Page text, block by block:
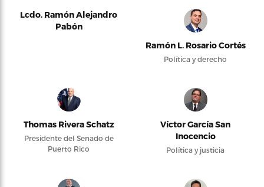
Lcdo. Ramón Alejandro
Pabón
Ramón L. Rosario Cortés
Política y derecho
Thomas Rivera Schatz
Presidente del Senado de
Puerto Rico
Víctor García San
Inocencio
Política y justicia